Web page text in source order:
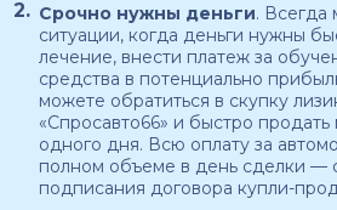
Срочно нужны деньги. Всегда
ситуации, когда деньги нужны
лечение, внести платеж за
средства в потенциально
можете обратиться в скупку
«Спросавто66» и быстро
одного дня. Всю оплату за
полном объеме в день сделки —
подписания договора купли-